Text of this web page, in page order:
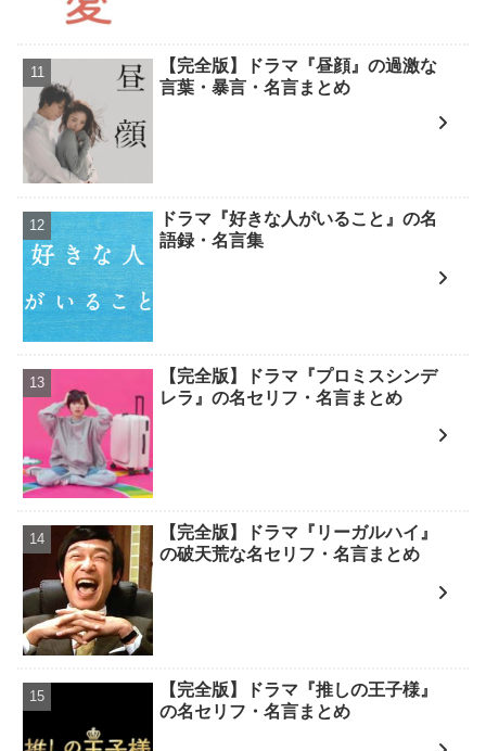
【完全版】ドラマ『昼顔』の過激な
言葉・暴言・名言まとめ
ドラマ『好きな人がいること』の名
語録・名言集
【完全版】ドラマ『プロミスシンデ
レラ』の名セリフ・名言まとめ
【完全版】ドラマ『リーガルハイ』
の破天荒な名セリフ・名言まとめ
【完全版】ドラマ『推しの王子様』
の名セリフ・名言まとめ